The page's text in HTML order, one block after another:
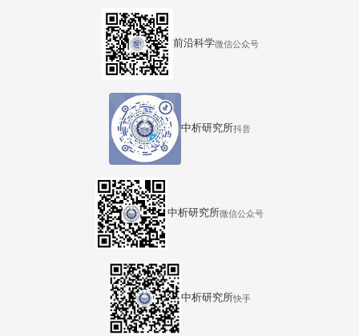
前沿科学微信公众号
中析研究所抖音
中析研究所微信公众号
中析研究所快手